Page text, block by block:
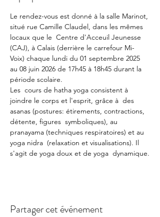
Le rendez-vous est donné à la salle Marinot,
situé rue Camille Claudel, dans les mêmes
locaux que le  Centre d'Acceuil Jeunesse
(CAJ), à Calais (derrière le carrefour Mi-
Voix) chaque lundi du 01 septembre 2025
au 08 juin 2026 de 17h45 à 18h45 durant la
période scolaire.
Les  cours de hatha yoga consistent à
joindre le corps et l'esprit, grâce à  des
asanas (postures: étirements, contractions,
détente, figures  symboliques), au
pranayama (techniques respiratoires) et au
yoga nidra  (relaxation et visualisations). Il
s'agit de yoga doux et de yoga  dynamique.
Partager cet événement